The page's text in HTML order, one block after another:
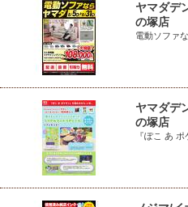
ヤマダデ
の塚店
電動ソファ
ヤマダデ
の塚店
『ぽこ あ